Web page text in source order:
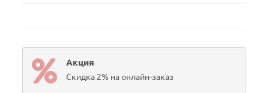
Акция
Скидка 2% на онлайн-заказ